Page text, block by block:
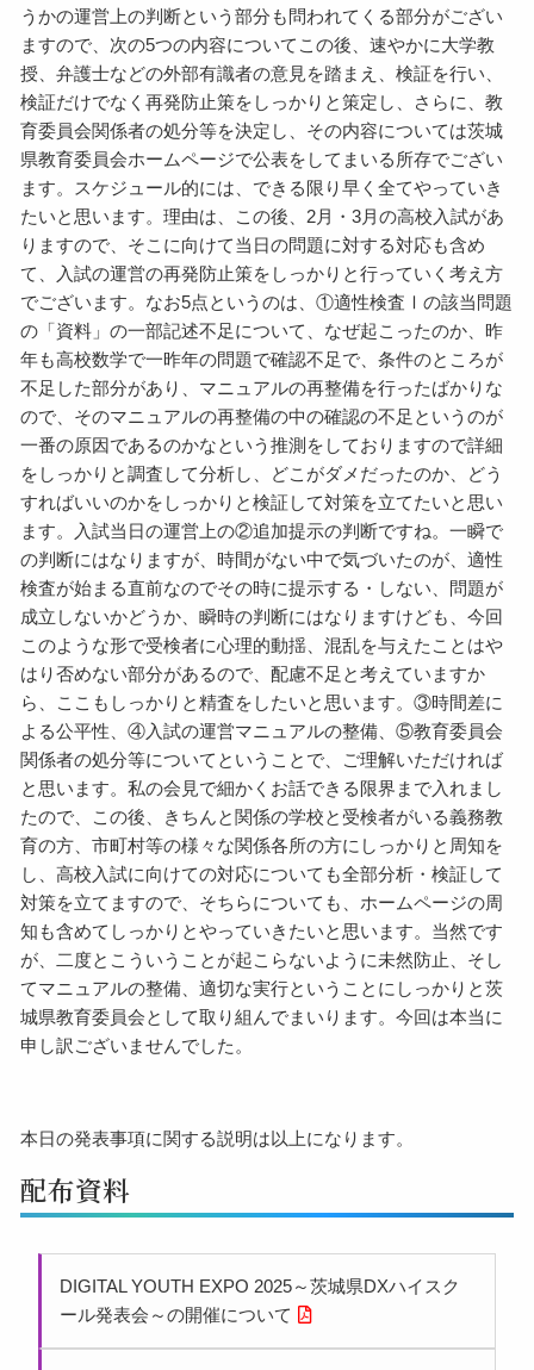
うかの運営上の判断という部分も問われてくる部分がござい
ますので、次の5つの内容についてこの後、速やかに大学教
授、弁護士などの外部有識者の意見を踏まえ、検証を行い、
検証だけでなく再発防止策をしっかりと策定し、さらに、教
育委員会関係者の処分等を決定し、その内容については茨城
県教育委員会ホームページで公表をしてまいる所存でござい
ます。スケジュール的には、できる限り早く全てやっていき
たいと思います。理由は、この後、2月・3月の高校入試があ
りますので、そこに向けて当日の問題に対する対応も含め
て、入試の運営の再発防止策をしっかりと行っていく考え方
でございます。なお5点というのは、①適性検査Ⅰの該当問題
の「資料」の一部記述不足について、なぜ起こったのか、昨
年も高校数学で一昨年の問題で確認不足で、条件のところが
不足した部分があり、マニュアルの再整備を行ったばかりな
ので、そのマニュアルの再整備の中の確認の不足というのが
一番の原因であるのかなという推測をしておりますので詳細
をしっかりと調査して分析し、どこがダメだったのか、どう
すればいいのかをしっかりと検証して対策を立てたいと思い
ます。入試当日の運営上の②追加提示の判断ですね。一瞬で
の判断にはなりますが、時間がない中で気づいたのが、適性
検査が始まる直前なのでその時に提示する・しない、問題が
成立しないかどうか、瞬時の判断にはなりますけども、今回
このような形で受検者に心理的動揺、混乱を与えたことはや
はり否めない部分があるので、配慮不足と考えていますか
ら、ここもしっかりと精査をしたいと思います。③時間差に
よる公平性、④入試の運営マニュアルの整備、⑤教育委員会
関係者の処分等についてということで、ご理解いただければ
と思います。私の会見で細かくお話できる限界まで入れまし
たので、この後、きちんと関係の学校と受検者がいる義務教
育の方、市町村等の様々な関係各所の方にしっかりと周知を
し、高校入試に向けての対応についても全部分析・検証して
対策を立てますので、そちらについても、ホームページの周
知も含めてしっかりとやっていきたいと思います。当然です
が、二度とこういうことが起こらないように未然防止、そし
てマニュアルの整備、適切な実行ということにしっかりと茨
城県教育委員会として取り組んでまいります。今回は本当に
申し訳ございませんでした。
本日の発表事項に関する説明は以上になります。
配布資料
DIGITAL YOUTH EXPO 2025～茨城県DXハイスク
ール発表会～の開催について